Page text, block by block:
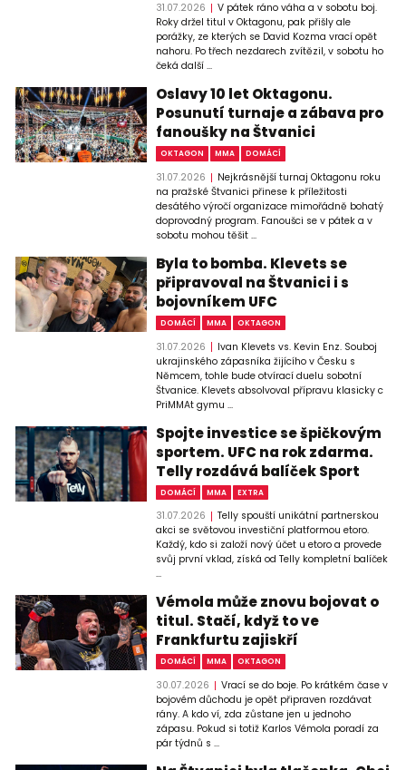
31.07.2026
V pátek ráno váha a v sobotu boj.
Roky držel titul v Oktagonu, pak přišly ale
porážky, ze kterých se David Kozma vrací opět
nahoru. Po třech nezdarech zvítězil, v sobotu ho
čeká další ...
Oslavy 10 let Oktagonu.
Posunutí turnaje a zábava pro
fanoušky na Štvanici
OKTAGON MMA DOMÁCÍ
31.07.2026
Nejkrásnější turnaj Oktagonu roku
na pražské Štvanici přinese k příležitosti
desátého výročí organizace mimořádně bohatý
doprovodný program. Fanoušci se v pátek a v
sobotu mohou těšit ...
Byla to bomba. Klevets se
připravoval na Štvanici i s
bojovníkem UFC
DOMÁCÍ MMA OKTAGON
31.07.2026
Ivan Klevets vs. Kevin Enz. Souboj
ukrajinského zápasníka žijícího v Česku s
Němcem, tohle bude otvírací duelu sobotní
Štvanice. Klevets absolvoval přípravu klasicky c
PriMMAt gymu ...
Spojte investice se špičkovým
sportem. UFC na rok zdarma.
Telly rozdává balíček Sport
DOMÁCÍ MMA EXTRA
31.07.2026
Telly spouští unikátní partnerskou
akci se světovou investiční platformou etoro.
Každý, kdo si založí nový účet u etoro a provede
svůj první vklad, získá od Telly kompletní balíček
...
Vémola může znovu bojovat o
titul. Stačí, když to ve
Frankfurtu zajiskří
DOMÁCÍ MMA OKTAGON
30.07.2026
Vrací se do boje. Po krátkém čase v
bojovém důchodu je opět připraven rozdávat
rány. A kdo ví, zda zůstane jen u jednoho
zápasu. Pokud si totiž Karlos Vémola poradí za
pár týdnů s ...